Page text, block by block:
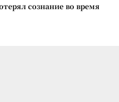
сознание во время